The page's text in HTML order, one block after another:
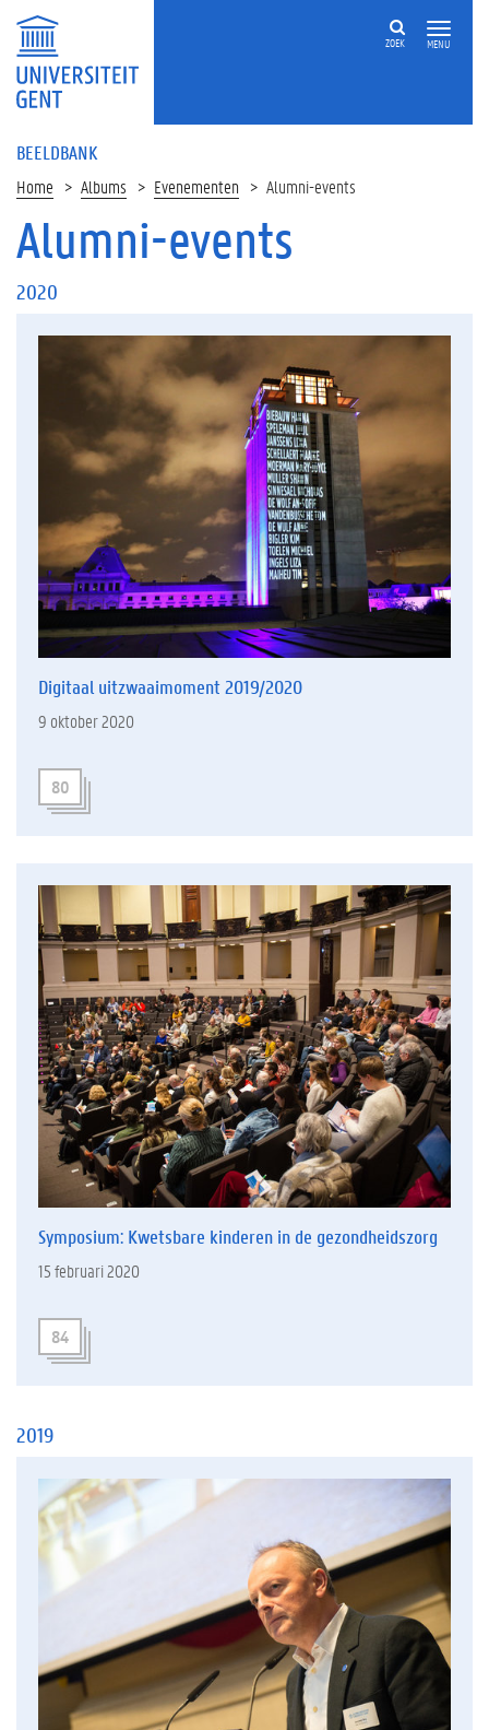
MENU
ZOEK
BEELDBANK
Home Albums Evenementen Alumni-events
Alumni-events
2020
Digitaal uitzwaaimoment 2019/2020
9 oktober 2020
80
Symposium: Kwetsbare kinderen in de gezondheidszorg
15 februari 2020
84
2019